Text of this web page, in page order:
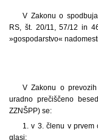
V Zakonu o
RS, št. 20/11, 57/12 in
»gospodarstvo«
V Zakonu o
uradno prečiščeno
ZZNŠPP) se:
1. v 3. členu v prvem
glasi: